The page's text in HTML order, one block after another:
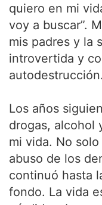
quiero en mi
voy a buscar”.
mis padres y la
introvertida y
autodestrucción.
Los años
drogas, alcohol
mi vida. No
abuso de los
continuó hasta
fondo. La vida